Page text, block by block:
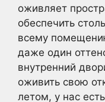
оживляет
обеспечить
всему
даже один
внутренний
оживить свою
летом, у нас